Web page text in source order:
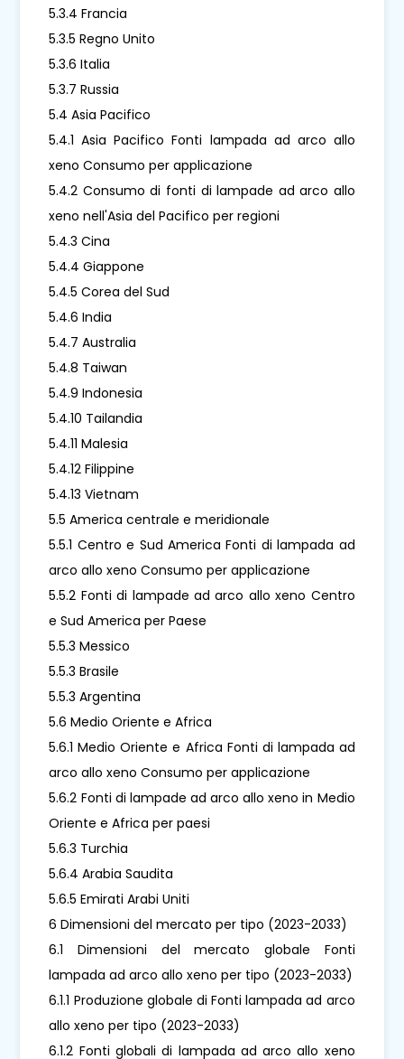
5.3.4 Francia
5.3.5 Regno Unito
5.3.6 Italia
5.3.7 Russia
5.4 Asia Pacifico
5.4.1 Asia Pacifico Fonti lampada ad arco allo
xeno Consumo per applicazione
5.4.2 Consumo di fonti di lampade ad arco allo
xeno nell'Asia del Pacifico per regioni
5.4.3 Cina
5.4.4 Giappone
5.4.5 Corea del Sud
5.4.6 India
5.4.7 Australia
5.4.8 Taiwan
5.4.9 Indonesia
5.4.10 Tailandia
5.4.11 Malesia
5.4.12 Filippine
5.4.13 Vietnam
5.5 America centrale e meridionale
5.5.1 Centro e Sud America Fonti di lampada ad
arco allo xeno Consumo per applicazione
5.5.2 Fonti di lampade ad arco allo xeno Centro
e Sud America per Paese
5.5.3 Messico
5.5.3 Brasile
5.5.3 Argentina
5.6 Medio Oriente e Africa
5.6.1 Medio Oriente e Africa Fonti di lampada ad
arco allo xeno Consumo per applicazione
5.6.2 Fonti di lampade ad arco allo xeno in Medio
Oriente e Africa per paesi
5.6.3 Turchia
5.6.4 Arabia Saudita
5.6.5 Emirati Arabi Uniti
6 Dimensioni del mercato per tipo (2023-2033)
6.1 Dimensioni del mercato globale Fonti
lampada ad arco allo xeno per tipo (2023-2033)
6.1.1 Produzione globale di Fonti lampada ad arco
allo xeno per tipo (2023-2033)
6.1.2 Fonti globali di lampada ad arco allo xeno